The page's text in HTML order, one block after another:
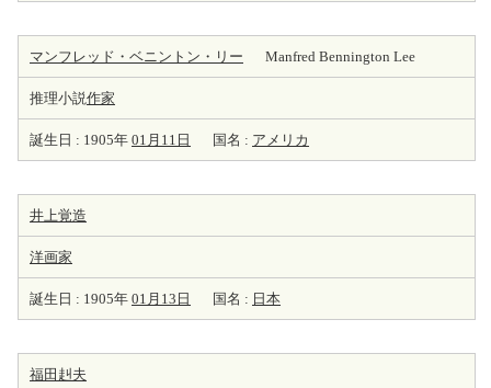
マンフレッド・ベニントン・リー Manfred Bennington Lee
推理小説作家
誕生日 : 1905年 01月11日 国名 : アメリカ
井上覚造
洋画家
誕生日 : 1905年 01月13日 国名 : 日本
福田赳夫